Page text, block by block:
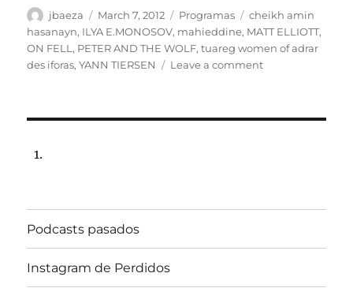
Author
jbaeza
Posted
on
March 7, 2012 Categories
Programas Tags
cheikh amin
hasanayn, ILYA E.MONOSOV, mahieddine, MATT ELLIOTT,
ON FELL, PETER AND THE WOLF,tuareg women of adrar
des iforas,YANN TIERSEN Leave a commenton
Univ.de.Chile
Podcasts pasados
Instagram de Perdidos